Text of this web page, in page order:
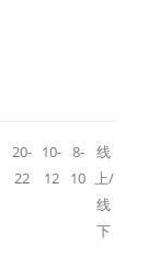
20-
22
10-
12
8-
10
线
上/
线
下